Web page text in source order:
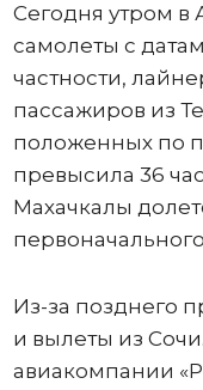
Сегодня утром
самолеты с
частности,
пассажиров из
положенных по
превысила 36
Махачкалы
Из-за позднего
и вылеты из
авиакомпании